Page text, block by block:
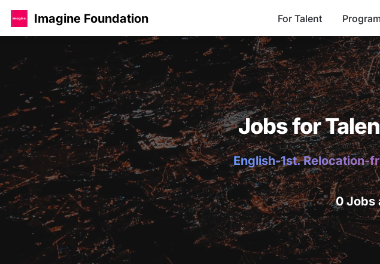
Imagine Foundation For Talent
Jobs for
English-1st. Relocation-
0 Jobs